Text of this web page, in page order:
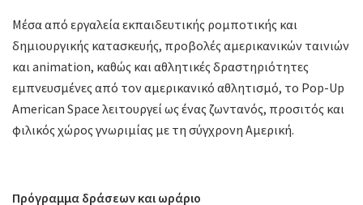
Μέσα από εργαλεία εκπαιδευτικής ρομποτικής και
δημιουργικής κατασκευής, προβολές αμερικανικών ταινιών
και animation, καθώς και αθλητικές δραστηριότητες
εμπνευσμένες από τον αμερικανικό αθλητισμό, το Pop-Up
American Space λειτουργεί ως ένας ζωντανός, προσιτός και
φιλικός χώρος γνωριμίας με τη σύγχρονη Αμερική.
Πρόγραμμα δράσεων και ωράριο